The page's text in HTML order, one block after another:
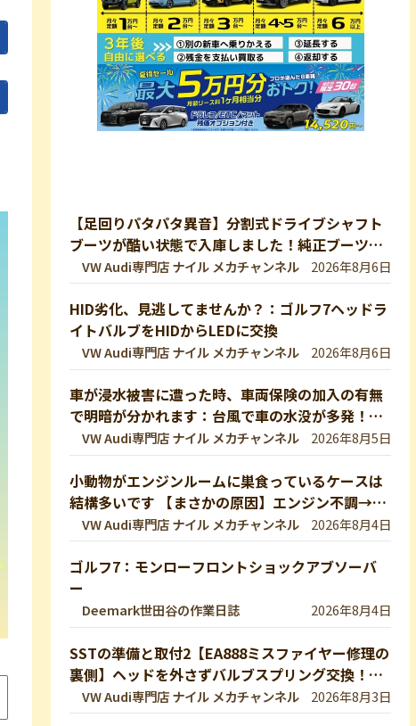
【足回りパタパタ異音】分割式ドライブシャフト
ブーツが酷い状態で入庫しました！純正ブーツに
交換修理します【VW 9Nポロ】
VW Audi専門店 ナイル メカチャンネル 2026年8月6日
HID劣化、見逃してませんか？：ゴルフ7ヘッドラ
イトバルブをHIDからLEDに交換
VW Audi専門店 ナイル メカチャンネル 2026年8月6日
車が浸水被害に遭った時、車両保険の加入の有無
で明暗が分かれます：台風で車の水没が多発！冠
水車の見分け方や注意ポイントをVW専門店が解
説していきます！【VW修理】
VW Audi専門店 ナイル メカチャンネル 2026年8月5日
小動物がエンジンルームに巣食っているケースは
結構多いです 【まさかの原因】エンジン不調→開
けたら小動物の巣だった… 【VW修理】
VW Audi専門店 ナイル メカチャンネル 2026年8月4日
ゴルフ7：モンローフロントショックアブソーバ
ー
Deemark世田谷の作業日誌 2026年8月4日
SSTの準備と取付2【EA888ミスファイヤー修理の
裏側】ヘッドを外さずバルブスプリング交換！特
殊工具で行う実作業を完全公開 【VW修理】
VW Audi専門店 ナイル メカチャンネル 2026年8月3日